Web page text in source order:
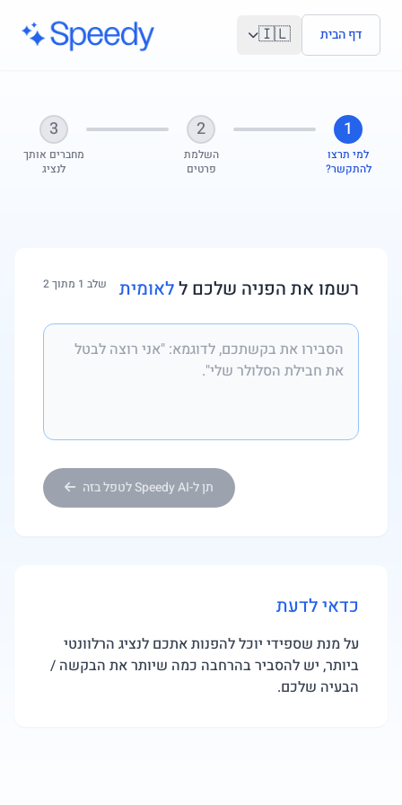
דלג לתוכן הראשי
דף הבית 🇮🇱
1
למי תרצו
להתקשר?
2
השלמת
פרטים
3
מחברים אותך
לנציג
רשמו את הפניה שלכם ללאומית שלב 1 מתוך 2
תן ל-Speedy AI לטפל בזה
כדאי לדעת
על מנת שספידי יוכל להפנות אתכם לנציג הרלוונטי
ביותר, יש להסביר בהרחבה כמה שיותר את הבקשה /
הבעיה שלכם.